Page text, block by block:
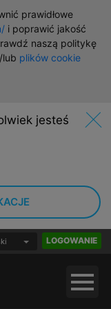
prawidłowe
i poprawić jakość
naszą politykę
lub plików cookie
jesteś
LOGOWANIE